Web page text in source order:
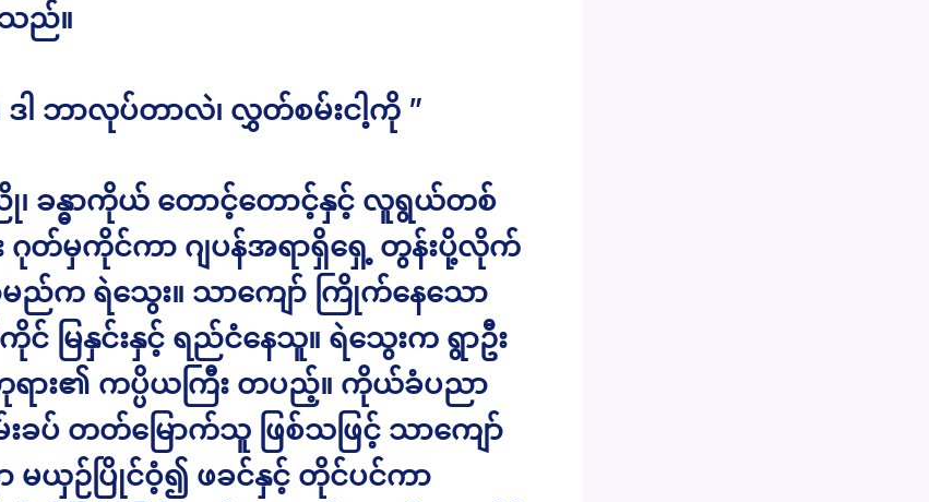
ည်။
ဒါ ဘာလုပ်တာလဲ၊ လွှတ်စမ်းငါ့ကို ”
ခန္ဓာကိုယ် တောင့်တောင့်နှင့် လူရွယ်တစ်
ဂုတ်မှကိုင်ကာ ဂျပန်အရာရှိရှေ့ တွန်းပို့လိုက်
ည်က ရဲသွေး။ သာကျော် ကြိုက်နေသော
င် မြနှင်းနှင့် ရည်ငံနေသူ။ ရဲသွေးက ရွာဦး
ား၏ ကပ္ပိယကြီး တပည့်။ ကိုယ်ခံပညာ
ပ် တတ်မြောက်သူ ဖြစ်သဖြင့် သာကျော်
ာ မယှဉ်ပြိုင်ဝံ့၍ ဖခင်နှင့် တိုင်ပင်ကာ